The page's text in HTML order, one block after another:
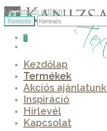
Mindenben otthon
0
Kezdőlap
Termékek
Akciós ajánlatunk
Inspiráció
Hírlevél
Kapcsolat